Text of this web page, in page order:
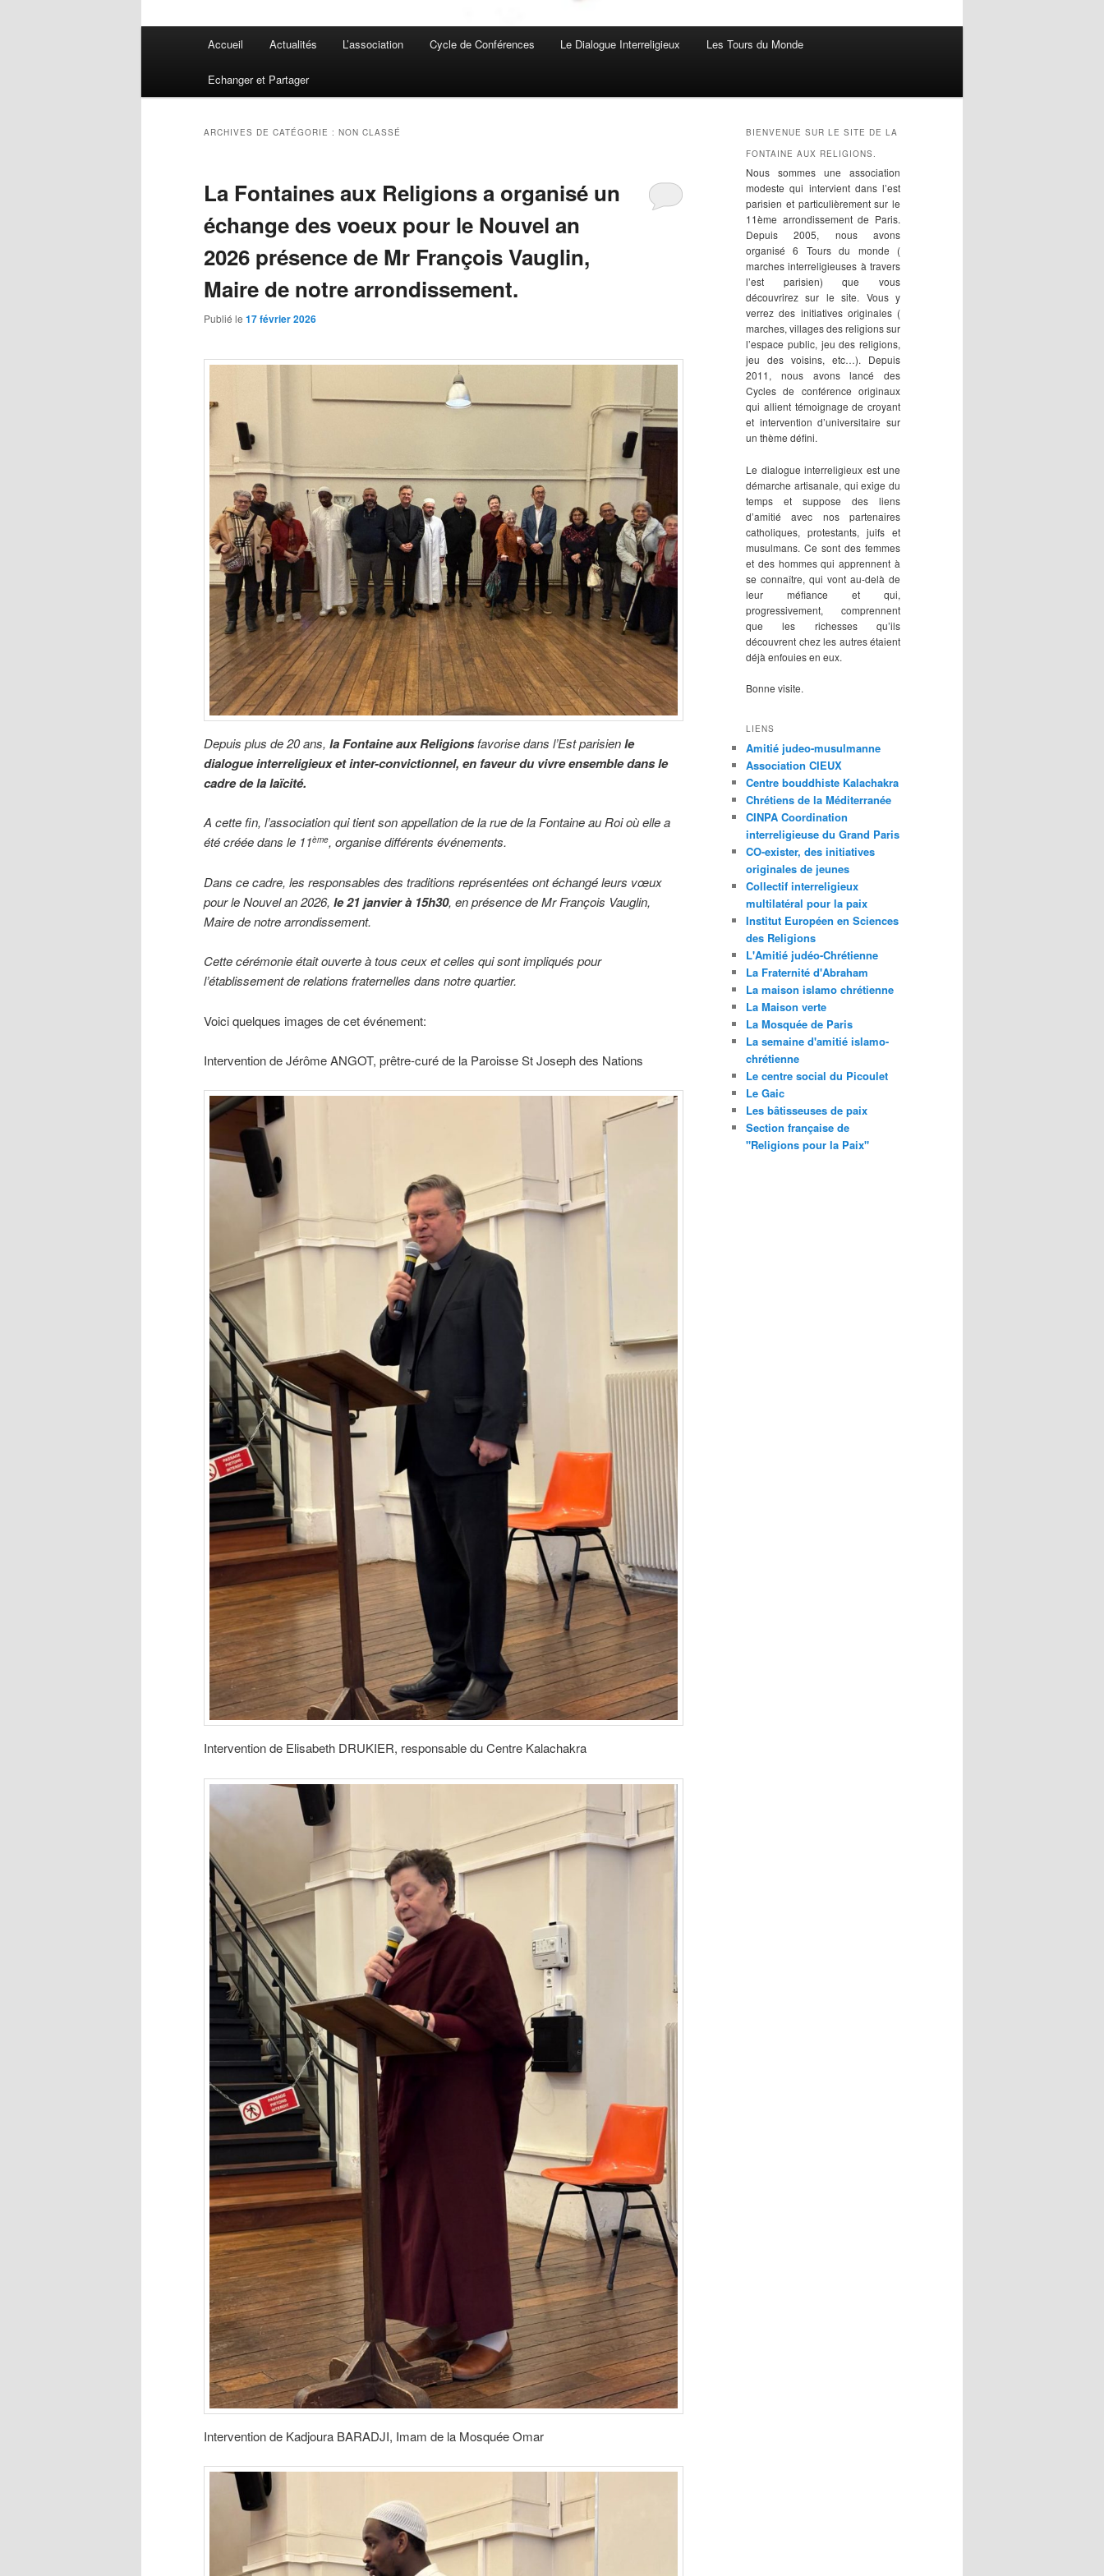
Accueil Actualités L’association Cycle de Conférences Le Dialogue Interreligieux Les Tours du Monde
Echanger et Partager
ARCHIVES DE CATÉGORIE : NON CLASSÉ
La Fontaines aux Religions a organisé un
échange des voeux pour le Nouvel an
2026 présence de Mr François Vauglin,
Maire de notre arrondissement.
Publié le 17 février 2026
Depuis plus de 20 ans, la Fontaine aux Religionsfavorise dans l’Est parisienle
dialogue interreligieux et inter-convictionnel, en faveur du vivre ensemble dans le
cadre de la laïcité.
A cette fin, l’association qui tient son appellation de la rue de la Fontaine au Roi où elle a
été créée dans le 11ème, organise différents événements.
Dans ce cadre, les responsables des traditions représentées ont échangé leurs vœux
pour le Nouvel an 2026, le 21 janvier à 15h30, en présence de Mr François Vauglin,
Maire de notre arrondissement.
Cette cérémonie était ouverte à tous ceux et celles qui sont impliqués pour
l’établissement de relations fraternelles dans notre quartier.
Voici quelques images de cet événement:
Intervention de Jérôme ANGOT, prêtre-curé de la Paroisse St Joseph des Nations
Intervention de Elisabeth DRUKIER, responsable du Centre Kalachakra
Intervention de Kadjoura BARADJI, Imam de la Mosquée Omar
BIENVENUE SUR LE SITE DE LA
FONTAINE AUX RELIGIONS.
Nous sommes une association
modeste qui intervient dans l’est
parisien et particulièrement sur le
11ème arrondissement de Paris.
Depuis 2005, nous avons
organisé 6 Tours du monde (
marches interreligieuses à travers
l’est parisien) que vous
découvrirez sur le site. Vous y
verrez des initiatives originales (
marches, villages des religions sur
l’espace public, jeu des religions,
jeu des voisins, etc…). Depuis
2011, nous avons lancé des
Cycles de conférence originaux
qui allient témoignage de croyant
et intervention d’universitaire sur
un thème défini.
Le dialogue interreligieux est une
démarche artisanale, qui exige du
temps et suppose des liens
d’amitié avec nos partenaires
catholiques, protestants, juifs et
musulmans. Ce sont des femmes
et des hommes qui apprennent à
se connaître, qui vont au-delà de
leur méfiance et qui,
progressivement, comprennent
que les richesses qu’ils
découvrent chez les autres étaient
déjà enfouies en eux.
Bonne visite.
LIENS
Amitié judeo-musulmanne
Association CIEUX
Centre bouddhiste Kalachakra
Chrétiens de la Méditerranée
CINPA Coordination
interreligieuse du Grand Paris
CO-exister, des initiatives
originales de jeunes
Collectif interreligieux
multilatéral pour la paix
Institut Européen en Sciences
des Religions
L'Amitié judéo-Chrétienne
La Fraternité d'Abraham
La maison islamo chrétienne
La Maison verte
La Mosquée de Paris
La semaine d'amitié islamo-
chrétienne
Le centre social du Picoulet
Le Gaic
Les bâtisseuses de paix
Section française de
"Religions pour la Paix"